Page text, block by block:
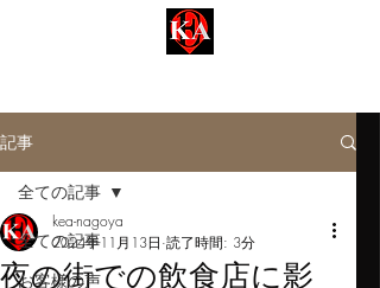
記事
全ての記事
お客様の声
全ての記事
夜の街での飲食店に影
kea-nagoya
2024年11月13日 読了時間: 3分